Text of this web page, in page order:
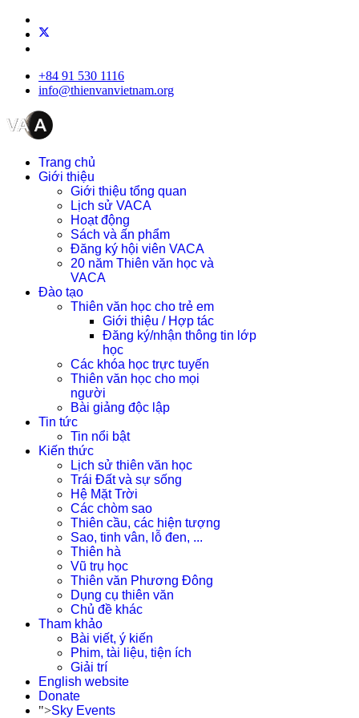
+84 91 530 1116
info@thienvanvietnam.org
Trang chủ
Giới thiệu
Giới thiệu tổng quan
Lịch sử VACA
Hoạt động
Sách và ấn phẩm
Đăng ký hội viên VACA
20 năm Thiên văn học và
VACA
Đào tạo
Thiên văn học cho trẻ em
Giới thiệu / Hợp tác
Đăng ký/nhận thông tin lớp
học
Các khóa học trực tuyến
Thiên văn học cho mọi
người
Bài giảng độc lập
Tin tức
Tin nổi bật
Kiến thức
Lịch sử thiên văn học
Trái Đất và sự sống
Hệ Mặt Trời
Các chòm sao
Thiên cầu, các hiện tượng
Sao, tinh vân, lỗ đen, ...
Thiên hà
Vũ trụ học
Thiên văn Phương Đông
Dụng cụ thiên văn
Chủ đề khác
Tham khảo
Bài viết, ý kiến
Phim, tài liệu, tiện ích
Giải trí
English website
Donate
">Sky Events